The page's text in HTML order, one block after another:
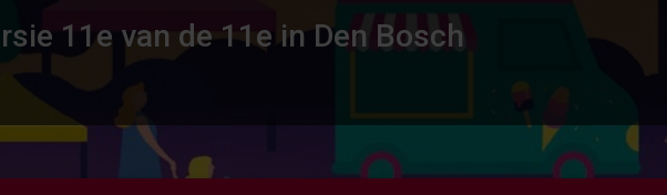
11e van de 11e in Den Bosch